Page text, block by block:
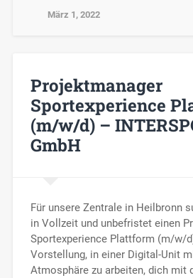
März 1, 2022
Projektmanager
Sportexperience
(m/w/d) –
GmbH
Für unsere Zentrale in Heilbronn
in Vollzeit und unbefristet einen
Sportexperience Plattform (m/w/
Vorstellung, in einer Digital-Unit
Atmosphäre zu arbeiten, dich mit